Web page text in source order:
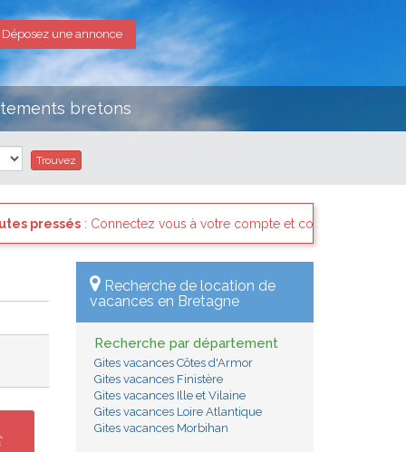
une annonce
bretons
à votre compte et consultez les "Messages des internautes
Recherche de location de
vacances en Bretagne
Recherche par département
Gites vacances Côtes d'Armor
Gites vacances Finistère
Gites vacances Ille et Vilaine
Gites vacances Loire Atlantique
Gites vacances Morbihan